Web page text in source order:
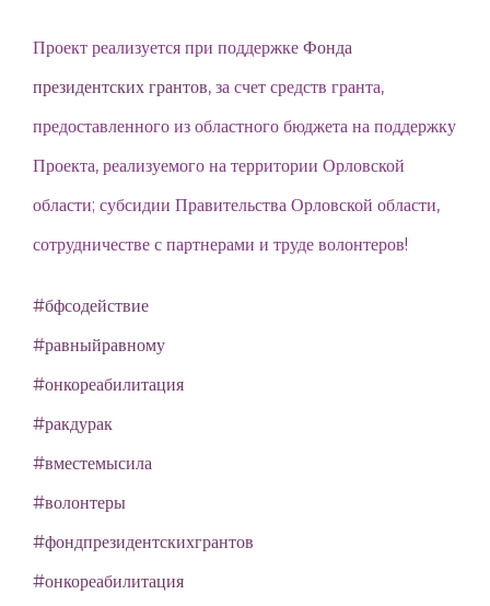
Проект реализуется при поддержке Фонда
президентских грантов, за счет средств гранта,
предоставленного из областного бюджета на поддержку
Проекта, реализуемого на территории Орловской
области; субсидии Правительства Орловской области,
сотрудничестве с партнерами и труде волонтеров!
#бфсодействие
#равныйравному
#онкореабилитация
#ракдурак
#вместемысила
#волонтеры
#фондпрезидентскихгрантов
#онкореабилитация